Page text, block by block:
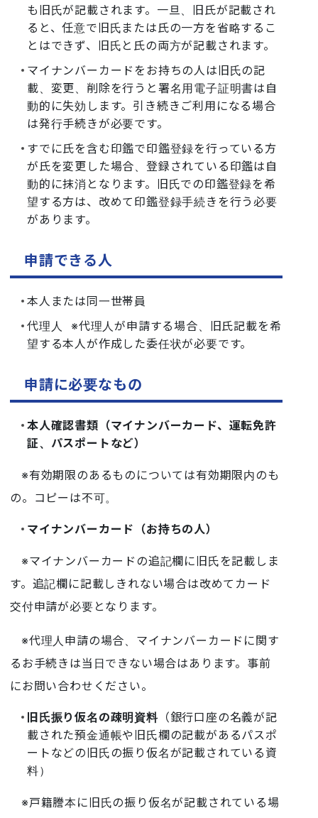
も旧氏が記載されます。一旦、旧氏が記載され
ると、任意で旧氏または氏の一方を省略するこ
とはできず、旧氏と氏の両方が記載されます。
マイナンバーカードをお持ちの人は旧氏の記
載、変更、削除を行うと署名用電子証明書は自
動的に失効します。引き続きご利用になる場合
は発行手続きが必要です。
すでに氏を含む印鑑で印鑑登録を行っている方
が氏を変更した場合、登録されている印鑑は自
動的に抹消となります。旧氏での印鑑登録を希
望する方は、改めて印鑑登録手続きを行う必要
があります。
申請できる人
本人または同一世帯員
代理人 ※代理人が申請する場合、旧氏記載を希
望する本人が作成した委任状が必要です。
申請に必要なもの
本人確認書類（マイナンバーカード、運転免許
証、パスポートなど）
※有効期限のあるものについては有効期限内のも
の。コピーは不可。
マイナンバーカード（お持ちの人）
※マイナンバーカードの追記欄に旧氏を記載しま
す。追記欄に記載しきれない場合は改めてカード
交付申請が必要となります。
※代理人申請の場合、マイナンバーカードに関す
るお手続きは当日できない場合はあります。事前
にお問い合わせください。
旧氏振り仮名の疎明資料（銀行口座の名義が記
載された預金通帳や旧氏欄の記載があるパスポ
ートなどの旧氏の振り仮名が記載されている資
料）
※戸籍謄本に旧氏の振り仮名が記載されている場